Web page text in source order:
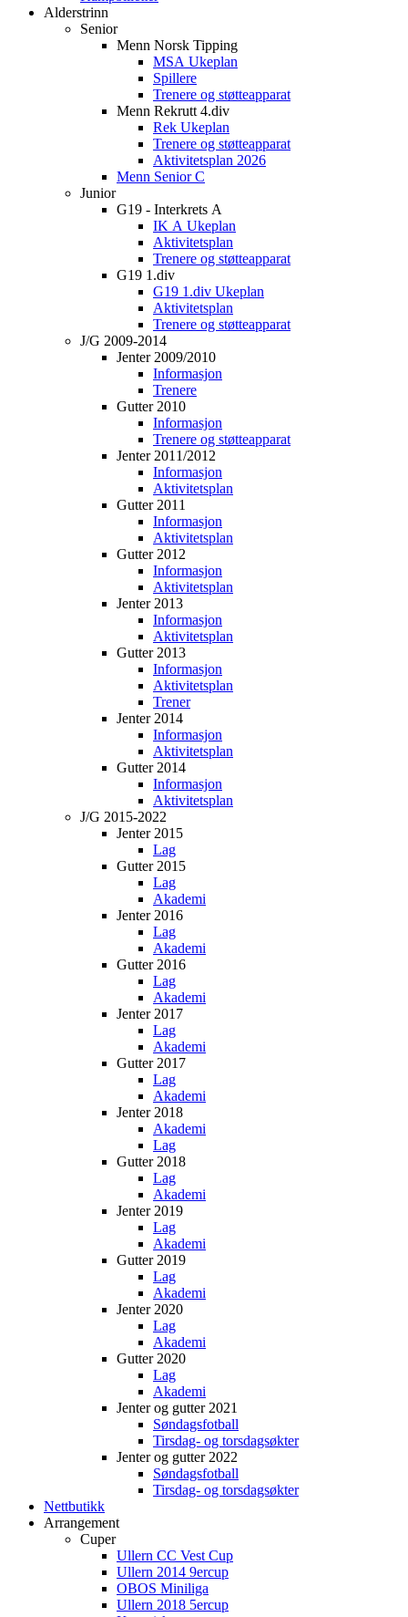
Alderstrinn
Senior
Menn Norsk Tipping
MSA Ukeplan
Spillere
Trenere og støtteapparat
Menn Rekrutt 4.div
Rek Ukeplan
Trenere og støtteapparat
Aktivitetsplan 2026
Menn Senior C
Junior
G19 - Interkrets A
IK A Ukeplan
Aktivitetsplan
Trenere og støtteapparat
G19 1.div
G19 1.div Ukeplan
Aktivitetsplan
Trenere og støtteapparat
J/G 2009-2014
Jenter 2009/2010
Informasjon
Trenere
Gutter 2010
Informasjon
Trenere og støtteapparat
Jenter 2011/2012
Informasjon
Aktivitetsplan
Gutter 2011
Informasjon
Aktivitetsplan
Gutter 2012
Informasjon
Aktivitetsplan
Jenter 2013
Informasjon
Aktivitetsplan
Gutter 2013
Informasjon
Aktivitetsplan
Trener
Jenter 2014
Informasjon
Aktivitetsplan
Gutter 2014
Informasjon
Aktivitetsplan
J/G 2015-2022
Jenter 2015
Lag
Gutter 2015
Lag
Akademi
Jenter 2016
Lag
Akademi
Gutter 2016
Lag
Akademi
Jenter 2017
Lag
Akademi
Gutter 2017
Lag
Akademi
Jenter 2018
Akademi
Lag
Gutter 2018
Lag
Akademi
Jenter 2019
Lag
Akademi
Gutter 2019
Lag
Akademi
Jenter 2020
Lag
Akademi
Gutter 2020
Lag
Akademi
Jenter og gutter 2021
Søndagsfotball
Tirsdag- og torsdagsøkter
Jenter og gutter 2022
Søndagsfotball
Tirsdag- og torsdagsøkter
Nettbutikk
Arrangement
Cuper
Ullern CC Vest Cup
Ullern 2014 9ercup
OBOS Miniliga
Ullern 2018 5ercup